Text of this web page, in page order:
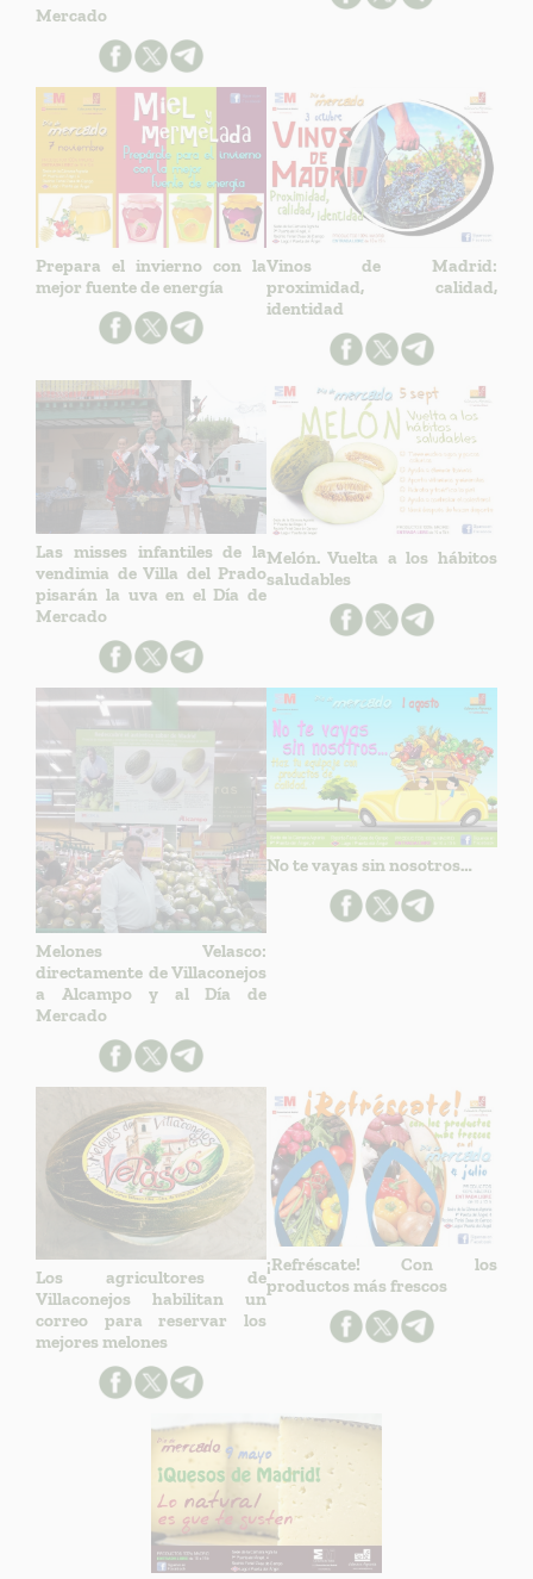
Mercado
Prepara el invierno con la
mejor fuente de energía
Vinos de Madrid:
proximidad, calidad,
identidad
Las misses infantiles de la
vendimia de Villa del Prado
pisarán la uva en el Día de
Mercado
Melón. Vuelta a los hábitos
saludables
Melones Velasco:
directamente de Villaconejos
a Alcampo y al Día de
Mercado
No te vayas sin nosotros…
Los agricultores de
Villaconejos habilitan un
correo para reservar los
mejores melones
¡Refréscate! Con los
productos más frescos